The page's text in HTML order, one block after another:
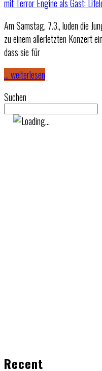
Am Samstag, 7.3., luden die
zu einem allerletzten Konzert
dass sie für
… weiterlesen
Suchen
Recent